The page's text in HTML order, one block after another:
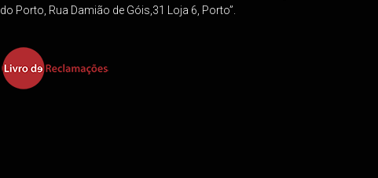
do Porto, Rua Damião de Góis,31 Loja 6, Porto”.